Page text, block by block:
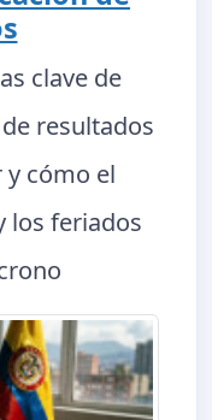
clave de
resultados
y cómo el
los feriados